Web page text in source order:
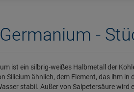
Germanium -
ist ein silbrig-weißes Halbmetall der
Silicium ähnlich, dem Element, das ihm
stabil. Außer von Salpetersäure wird